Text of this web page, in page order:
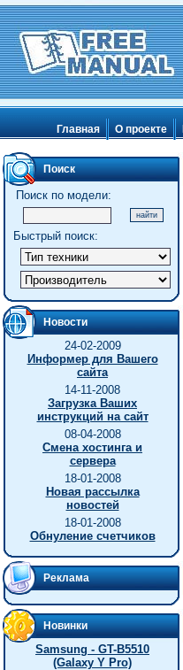
Главная О проекте
Поиск
Поиск по модели:
Быстрый поиск:
Новости
24-02-2009
Информер для Вашего
сайта
14-11-2008
Загрузка Ваших
инструкций на сайт
08-04-2008
Смена хостинга и
сервера
18-01-2008
Новая рассылка
новостей
18-01-2008
Обнуление счетчиков
Реклама
Новинки
Samsung - GT-B5510
(Galaxy Y Pro)